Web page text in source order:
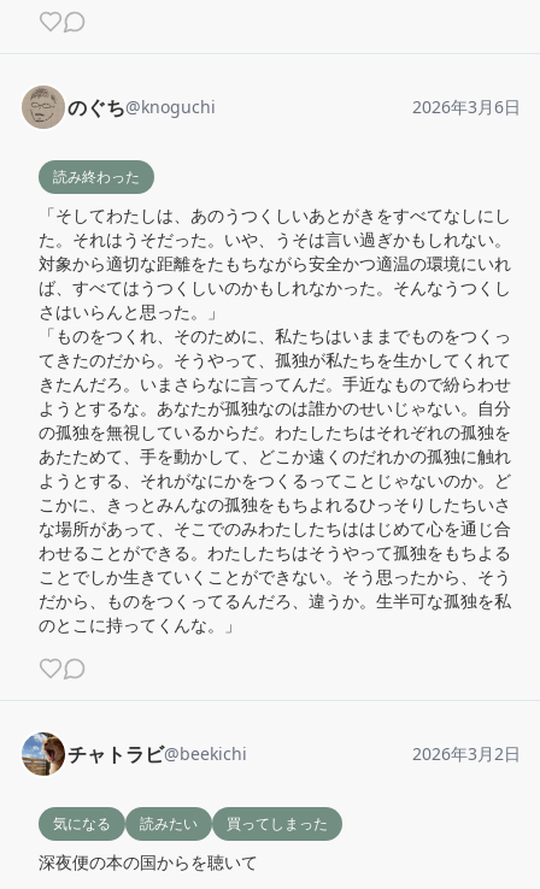
のぐち@knoguchi 2026年3月6日
読み終わった
「そしてわたしは、あのうつくしいあとがきをすべてなしにし
た。それはうそだった。いや、うそは言い過ぎかもしれない。
対象から適切な距離をたもちながら安全かつ適温の環境にいれ
ば、すべてはうつくしいのかもしれなかった。そんなうつくし
さはいらんと思った。」
「ものをつくれ、そのために、私たちはいままでものをつくっ
てきたのだから。そうやって、孤独が私たちを生かしてくれて
きたんだろ。いまさらなに言ってんだ。手近なもので紛らわせ
ようとするな。あなたが孤独なのは誰かのせいじゃない。自分
の孤独を無視しているからだ。わたしたちはそれぞれの孤独を
あたためて、手を動かして、どこか遠くのだれかの孤独に触れ
ようとする、それがなにかをつくるってことじゃないのか。ど
こかに、きっとみんなの孤独をもちよれるひっそりしたちいさ
な場所があって、そこでのみわたしたちははじめて心を通じ合
わせることができる。わたしたちはそうやって孤独をもちよる
ことでしか生きていくことができない。そう思ったから、そう
だから、ものをつくってるんだろ、違うか。生半可な孤独を私
のとこに持ってくんな。」
チャトラビ@beekichi 2026年3月2日
気になる 読みたい 買ってしまった
深夜便の本の国からを聴いて